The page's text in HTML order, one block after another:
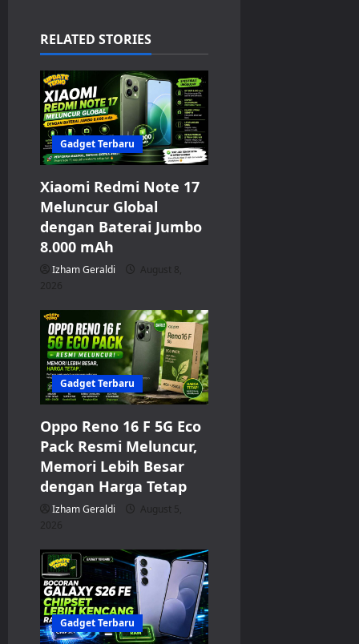
g
a
t
i
o
n
RELATED STORIES
Gadget Terbaru
Xiaomi Redmi Note 17
Meluncur Global
dengan Baterai Jumbo
8.000 mAh
Izham Geraldi
August 8,
2026
Gadget Terbaru
Oppo Reno 16 F 5G Eco
Pack Resmi Meluncur,
Memori Lebih Besar
dengan Harga Tetap
Izham Geraldi
August 5,
2026
Gadget Terbaru